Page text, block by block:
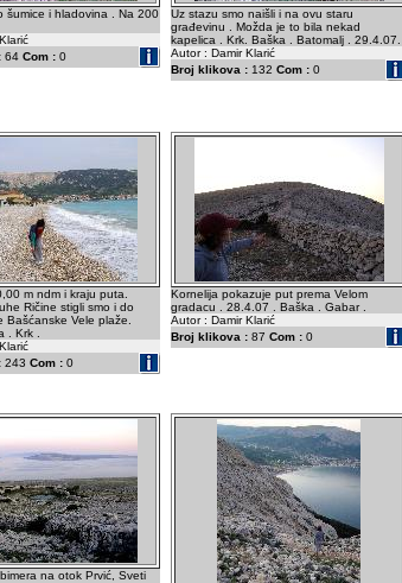
šumice i hladovina . Na 200
64 Com : 0
Uz stazu smo naišli i na ovu staru
građevinu . Možda je to bila nekad
kapelica . Krk. Baška . Batomalj . 29.4.07.
Autor : Damir Klarić
Broj klikova : 132 Com : 0
m ndm i kraju puta.
Ričine stigli smo i do
Bašćanske Vele plaže.
. Krk .
243 Com : 0
Kornelija pokazuje put prema Velom
gradacu . 28.4.07 . Baška . Gabar .
Autor : Damir Klarić
Broj klikova : 87 Com : 0
na otok Prvić, Sveti